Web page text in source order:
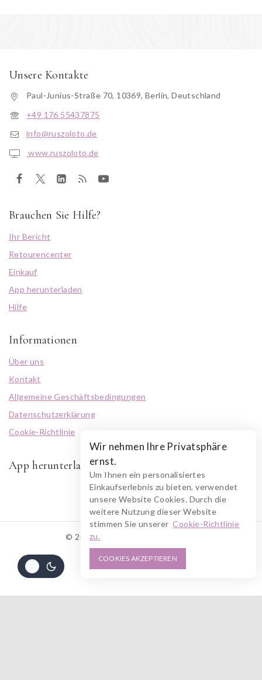
Unsere Kontakte
Paul-Junius-Straße 70, 10369, Berlin, Deutschland
+49 176 55437875
info@ruszoloto.de
www.ruszoloto.de
Brauchen Sie Hilfe?
Ihr Bericht
Retourencenter
Einkauf
App herunterladen
Hilfe
Informationen
Über uns
Kontakt
Allgemeine Geschäftsbedingungen
Datenschutzerklärung
Cookie-Richtlinie
App herunterladen
© 2026 RUSZOLOTO Akzenz
Wir nehmen Ihre Privatsphäre
ernst.
Um Ihnen ein personalisiertes
Einkaufserlebnis zu bieten, verwendet
unsere Website Cookies. Durch die
weitere Nutzung dieser Website
stimmen Sie unsererCookie-Richtlinie
zu.
COOKIES AKZEPTIEREN